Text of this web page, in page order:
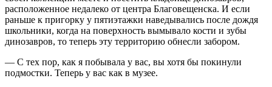
расположенное недалеко от центра Благовещенска. И если
раньше к пригорку у пятиэтажки наведывались после дождя
школьники, когда на поверхность вымывало кости и зубы
динозавров, то теперь эту территорию обнесли забором.
— С тех пор, как я побывала у вас, вы хотя бы покинули
подмостки. Теперь у вас как в музее.